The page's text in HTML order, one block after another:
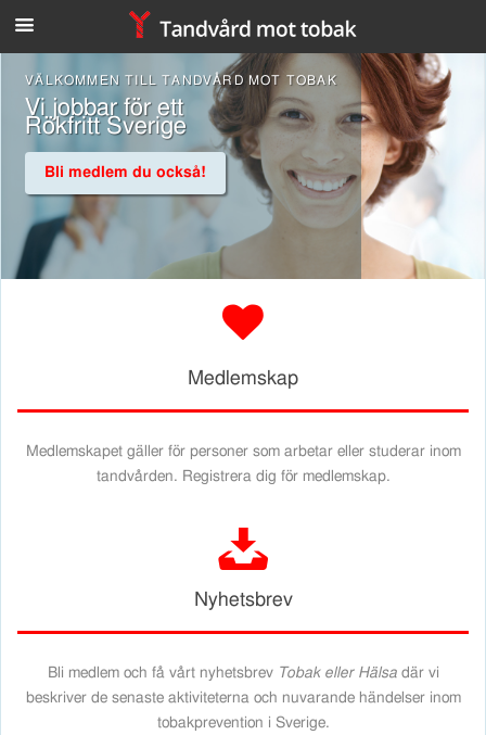
n
VÄLKOMMEN TILL TANDVÅRD MOT TOBAK
Vi jobbar för ett
Rökfritt Sverige
Bli medlem du också!
d
Medlemskap
Medlemskapet gäller för personer som arbetar eller studerar inom
tandvården. Registrera dig för medlemskap.
j
Nyhetsbrev
Bli medlem och få vårt nyhetsbrev Tobak eller Hälsadär vi
beskriver de senaste aktiviteterna och nuvarande händelser inom
tobakprevention i Sverige.